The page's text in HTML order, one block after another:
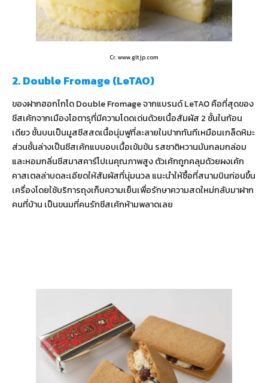
Cr. www.gltjp.com
2. Double Fromage (LeTAO)
ของฝากฮอกไกโด Double Fromage จากแบรนด์ LeTAO คือที่สุดของ
ชีสเค้กจากเมืองโอตารุที่มีความโดดเด่นด้วยเนื้อสัมผัส 2 ชั้นในก้อน
เดียว ชั้นบนเป็นมูสชีสสดเนื้อนุ่มฟูที่ละลายในปากทันทีเหมือนเกล็ดหิมะ
ส่วนชั้นล่างเป็นชีสเค้กแบบอบเนื้อเข้มข้น รสชาติหวานมันกลมกล่อม
และหอมกลิ่นชีสมาสคาร์โปเนคุณภาพสูง ตัวเค้กถูกคลุมด้วยผงเค้ก
คาสเตลล่าบดละเอียดให้สัมผัสที่นุ่มนวล แนะนำให้ซื้อที่สนามบินก่อนขึ้น
เครื่องโดยใช้บริการถุงเก็บความเย็นเพื่อรักษาความสดใหม่กลับมาฝาก
คนที่บ้าน เป็นขนมที่คนรักชีสเค้กห้ามพลาดเลย